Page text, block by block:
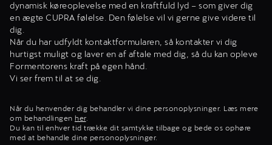
dynamisk køreoplevelse med en kraftfuld lyd – som giver dig
en ægte CUPRA følelse. Den følelse vil vi gerne give videre til
dig.
Når du har udfyldt kontaktformularen, så kontakter vi dig
hurtigst muligt og laver en af aftale med dig, så du kan opleve
Formentorens kraft på egen hånd.
Vi ser frem til at se dig.
Når du henvender dig behandler vi dine personoplysninger. Læs mere
om behandlingen her.
Du kan til enhver tid trække dit samtykke tilbage og bede os ophøre
med at behandle dine personoplysninger.